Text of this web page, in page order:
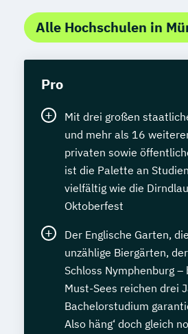
Alle Hochschulen in
Pro
Mit drei großen
und mehr als 16
privaten sowie
ist die Palette an
vielfältig wie die
Oktoberfest
Der Englische Garten,
unzählige Biergärten,
Schloss Nymphenburg –
Must-Sees reichen drei
Bachelorstudium
Also häng‘ doch gleich